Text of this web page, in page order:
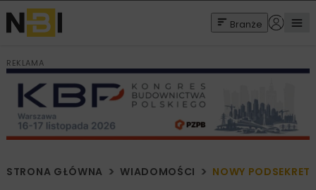
Branże
REKLAMA
STRONA GŁÓWNA WIADOMOŚCI NOWY